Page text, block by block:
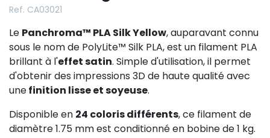
Ref. CA03021
Le Panchroma™ PLA Silk Yellow, auparavant connu
sous le nom de PolyLite™ Silk PLA, est un filament PLA
brillant à l'effet satin. Simple d'utilisation, il permet
d'obtenir des impressions 3D de haute qualité avec
unefinition lisse et soyeuse.
Disponible en 24 coloris différents, ce filament de
diamètre 1.75 mm est conditionné en bobine de 1 kg.